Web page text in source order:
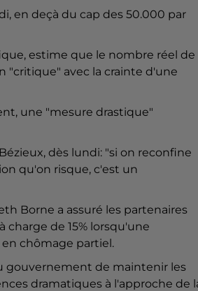
en deçà du cap des 50.000 par
estime que le nombre réel de
"critique" avec la crainte d'une
une "mesure drastique"
dès lundi: "si on reconfine
qu'on risque, c'est un
Borne a assuré les partenaires
de 15% lorsqu'une
chômage partiel.
gouvernement de maintenir les
dramatiques à l'approche de